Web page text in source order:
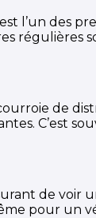
l’un des
régulières
de
C’est
de voir
pour un